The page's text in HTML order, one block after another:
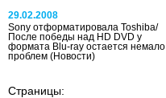
29.02.2008
Sony отформатировала Toshiba/
После победы над HD DVD у
формата Blu-ray остается немало
проблем (Новости)
Страницы: